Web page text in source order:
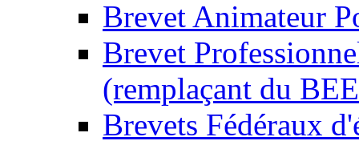
Brevet Animateur
Brevet
(remplaçant du
Brevets Fédéraux